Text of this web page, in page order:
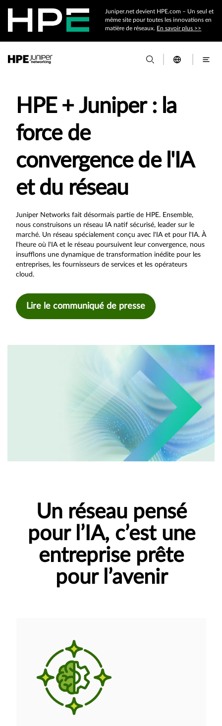
Juniper.net devient HPE.com – Un seul et
même site pour toutes les innovations en
matière de réseaux. En savoir plus >>
HPE + Juniper : la
force de
convergence de l'IA
et du réseau
Juniper Networks fait désormais partie de HPE. Ensemble,
nous construisons un réseau IA natif sécurisé, leader sur le
marché. Un réseau spécialement conçu avec l'IA et pour l'IA. À
l'heure où l'IA et le réseau poursuivent leur convergence, nous
insufflons une dynamique de transformation inédite pour les
entreprises, les fournisseurs de services et les opérateurs
cloud.
Lire le communiqué de presse
Un réseau pensé
pour l’IA, c’est une
entreprise prête
pour l’avenir